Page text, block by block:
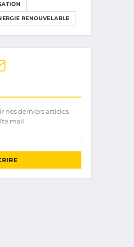
RENOUVELABLE
nos derniers articles
mail.